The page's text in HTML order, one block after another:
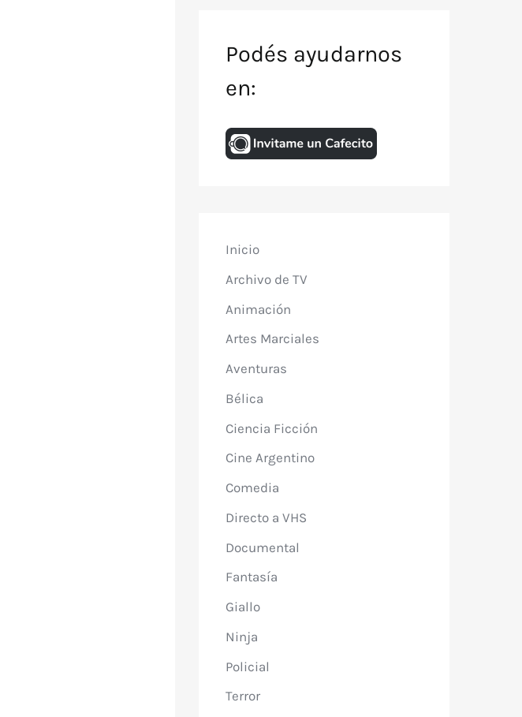
Podés ayudarnos
en:
Inicio
Archivo de TV
Animación
Artes Marciales
Aventuras
Bélica
Ciencia Ficción
Cine Argentino
Comedia
Directo a VHS
Documental
Fantasía
Giallo
Ninja
Policial
Terror